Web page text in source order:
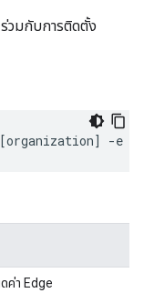
วมกับการติดตั้ง
[organization] -e
ค่า Edge